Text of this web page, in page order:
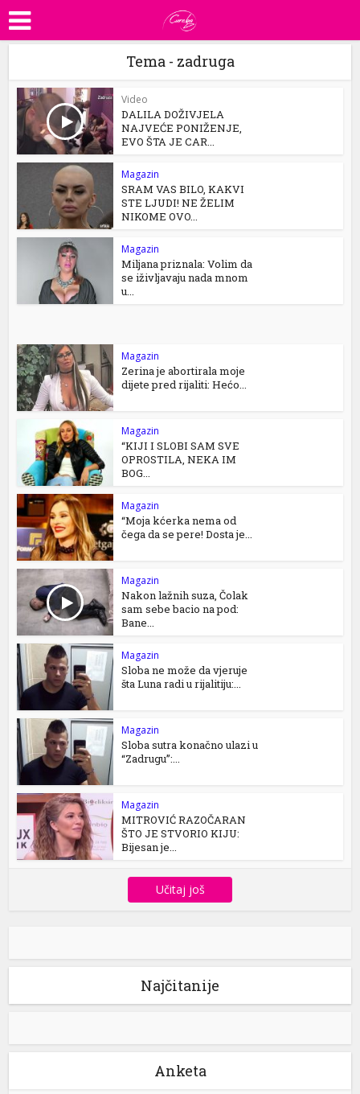
Tema - zadruga
Video
DALILA DOŽIVJELA
NAJVEĆE PONIŽENJE,
EVO ŠTA JE CAR...
Magazin
SRAM VAS BILO, KAKVI
STE LJUDI! NE ŽELIM
NIKOME OVO...
Magazin
Miljana priznala: Volim da
se iživljavaju nada mnom
u...
Magazin
Zerina je abortirala moje
dijete pred rijaliti: Hećo...
Magazin
“KIJI I SLOBI SAM SVE
OPROSTILA, NEKA IM
BOG...
Magazin
“Moja kćerka nema od
čega da se pere! Dosta je...
Magazin
Nakon lažnih suza, Čolak
sam sebe bacio na pod:
Bane...
Magazin
Sloba ne može da vjeruje
šta Luna radi u rijalitiju:...
Magazin
Sloba sutra konačno ulazi u
“Zadrugu”:...
Magazin
MITROVIĆ RAZOČARAN
ŠTO JE STVORIO KIJU:
Bijesan je...
Učitaj još
Najčitanije
Anketa